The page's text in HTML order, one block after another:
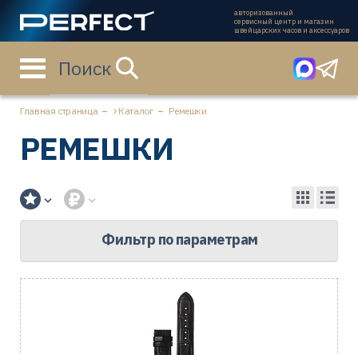
авторизованный
сервисный центр и магазин
швейцарских часов и аксессуаров
Поиск
Главная страница Каталог Ремешки
РЕМЕШКИ
Фильтр по параметрам